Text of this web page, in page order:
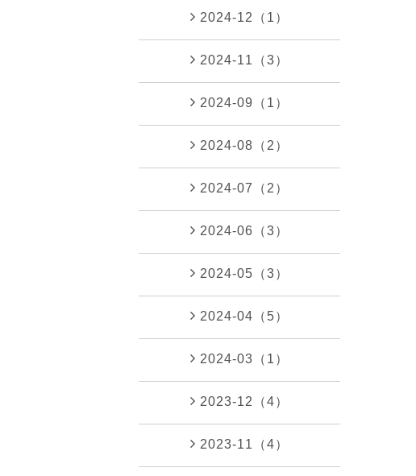
2024-12（1）
2024-11（3）
2024-09（1）
2024-08（2）
2024-07（2）
2024-06（3）
2024-05（3）
2024-04（5）
2024-03（1）
2023-12（4）
2023-11（4）